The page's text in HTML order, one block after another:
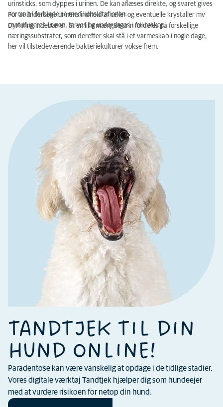
urinsticks, som dyppes i urinen. De kan aflæses direkte, og svaret gives
normalt i forbindelse med konsultationen.
For at undersøge urinens indhold af celler og eventuelle krystaller mv
centrifugeres urinen, farves og undersøges i mikroskop.
Dyrkning indebærer, at en lille mængde urin fordeles på forskellige
næringssubstrater, som derefter skal stå i et varmeskab i nogle dage,
her vil tilstedeværende bakteriekulturer vokse frem.
TANDTJEK TIL DIN
HUND ONLINE!
Paradentose kan være vanskelig at opdage i de tidlige stadier.
Vores digitale værktøj Tandtjek hjælper dig som hundeejer
med at vurdere risikoen for netop din hund.